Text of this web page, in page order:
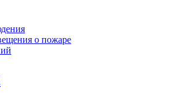
о пожаре